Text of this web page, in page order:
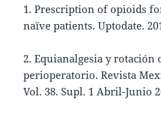
1. Prescription of opioids
naïve patients. Uptodate.
2. Equianalgesia y rotación
perioperatorio. Revista
Vol. 38. Supl. 1 Abril-Junio